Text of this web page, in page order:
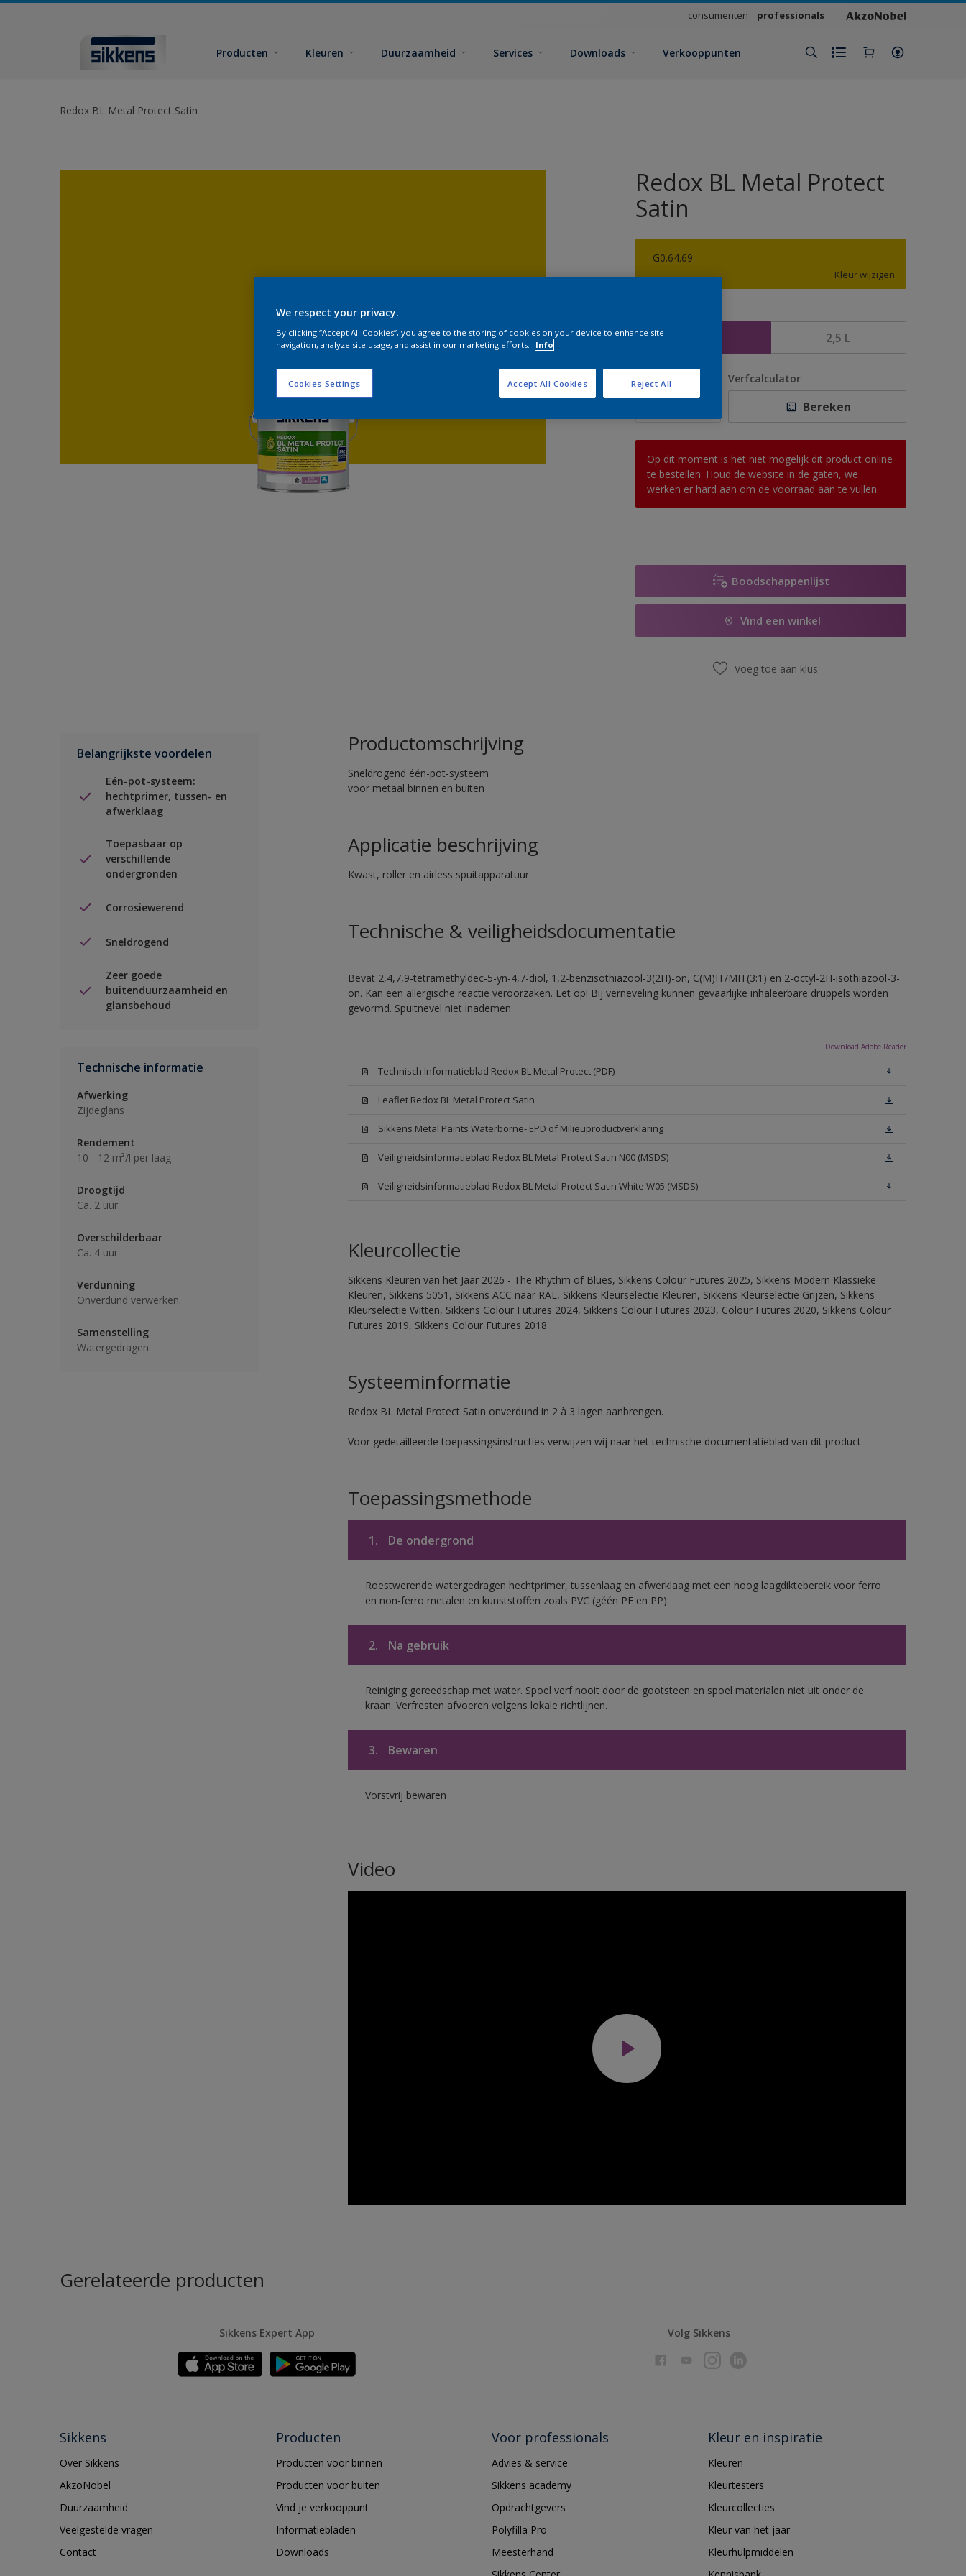
consumenten professionals
Producten Kleuren Duurzaamheid Services Downloads Verkooppunten
Redox BL Metal Protect Satin
Redox BL Metal Protect
Satin
G0.64.69
Kleur wijzigen
2,5 L
Aantal Verfcalculator
Bereken
Op dit moment is het niet mogelijk dit product online
te bestellen. Houd de website in de gaten, we
werken er hard aan om de voorraad aan te vullen.
Boodschappenlijst
Vind een winkel
Voeg toe aan klus
Belangrijkste voordelen
Eén-pot-systeem:
hechtprimer, tussen- en
afwerklaag
Toepasbaar op
verschillende
ondergronden
Corrosiewerend
Sneldrogend
Zeer goede
buitenduurzaamheid en
glansbehoud
Technische informatie
Afwerking
Zijdeglans
Rendement
10 - 12 m²/l per laag
Droogtijd
Ca. 2 uur
Overschilderbaar
Ca. 4 uur
Verdunning
Onverdund verwerken.
Samenstelling
Watergedragen
Productomschrijving
Sneldrogend één-pot-systeem
voor metaal binnen en buiten
Applicatie beschrijving
Kwast, roller en airless spuitapparatuur
Technische & veiligheidsdocumentatie
Bevat 2,4,7,9-tetramethyldec-5-yn-4,7-diol, 1,2-benzisothiazool-3(2H)-on, C(M)IT/MIT(3:1) en 2-octyl-2H-isothiazool-3-
on. Kan een allergische reactie veroorzaken. Let op! Bij verneveling kunnen gevaarlijke inhaleerbare druppels worden
gevormd. Spuitnevel niet inademen.
Download Adobe Reader
Technisch Informatieblad Redox BL Metal Protect (PDF)
Leaflet Redox BL Metal Protect Satin
Sikkens Metal Paints Waterborne- EPD of Milieuproductverklaring
Veiligheidsinformatieblad Redox BL Metal Protect Satin N00 (MSDS)
Veiligheidsinformatieblad Redox BL Metal Protect Satin White W05 (MSDS)
Kleurcollectie
Sikkens Kleuren van het Jaar 2026 - The Rhythm of Blues, Sikkens Colour Futures 2025, Sikkens Modern Klassieke
Kleuren, Sikkens 5051, Sikkens ACC naar RAL, Sikkens Kleurselectie Kleuren, Sikkens Kleurselectie Grijzen, Sikkens
Kleurselectie Witten, Sikkens Colour Futures 2024, Sikkens Colour Futures 2023, Colour Futures 2020, Sikkens Colour
Futures 2019, Sikkens Colour Futures 2018
Systeeminformatie
Redox BL Metal Protect Satin onverdund in 2 à 3 lagen aanbrengen.
Voor gedetailleerde toepassingsinstructies verwijzen wij naar het technische documentatieblad van dit product.
Toepassingsmethode
1. De ondergrond
Roestwerende watergedragen hechtprimer, tussenlaag en afwerklaag met een hoog laagdiktebereik voor ferro
en non-ferro metalen en kunststoffen zoals PVC (géén PE en PP).
2. Na gebruik
Reiniging gereedschap met water. Spoel verf nooit door de gootsteen en spoel materialen niet uit onder de
kraan. Verfresten afvoeren volgens lokale richtlijnen.
3. Bewaren
Vorstvrij bewaren
Video
Gerelateerde producten
Sikkens Expert App Volg Sikkens
Sikkens
Over Sikkens
AkzoNobel
Duurzaamheid
Veelgestelde vragen
Contact
Producten
Producten voor binnen
Producten voor buiten
Vind je verkooppunt
Informatiebladen
Downloads
Voor professionals
Advies & service
Sikkens academy
Opdrachtgevers
Polyfilla Pro
Meesterhand
Kleur en inspiratie
Kleuren
Kleurtesters
Kleurcollecties
Kleur van het jaar
Kleurhulpmiddelen
We respect your privacy.
By clicking “Accept All Cookies”, you agree to the storing of cookies on your device to enhance site
navigation, analyze site usage, and assist in our marketing efforts.
Info
Cookies Settings Reject All
Accept All Cookies